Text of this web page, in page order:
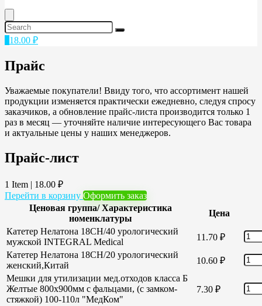
18.00 ₽
Прайс
Уважаемые покупатели! Ввиду того, что ассортимент нашей
продукции изменяется практически ежедневно, следуя спросу
заказчиков, а обновление прайс-листа производится только 1
раз в месяц — уточняйте наличие интересующего Вас товара
и актуальные цены у наших менеджеров.
Прайс-лист
1 Item | 18.00 ₽
Перейти в корзину Оформить заказ
Ценовая группа/ Характеристика
номенклатуры
Цена
Катетер Нелатона 18CH/40 урологический
мужской INTEGRAL Medical
11.70 ₽
Катетер Нелатона 18CH/20 урологический
женский,Китай
10.60 ₽
Мешки для утилизации мед.отходов класса Б
Желтые 800х900мм с фальцами, (с замком-
стяжкой) 100-110л "МедКом"
7.30 ₽